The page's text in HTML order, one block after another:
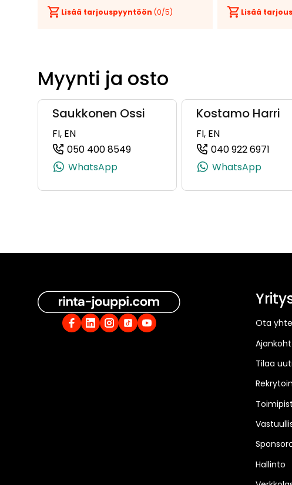
Lisää tarjouspyyntöön (0/5) Lisää
Myynti ja osto
Saukkonen Ossi
FI, EN
050 400 8549
(+358504008549, 0504008549,
WhatsApp
Kostamo Harri
FI, EN
040 922 6971
WhatsApp
Ota
Tilaa
Hallinto